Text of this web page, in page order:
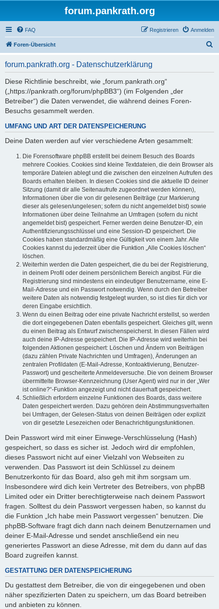
forum.pankrath.org
FAQ Anmelden
Registrieren
Foren-Übersicht
forum.pankrath.org - Datenschutzerklärung
Diese Richtlinie beschreibt, wie „forum.pankrath.org“
(„https://pankrath.org/forum/phpBB3“) (im Folgenden „der
Betreiber“) die Daten verwendet, die während deines Foren-
Besuchs gesammelt werden.
UMFANG UND ART DER DATENSPEICHERUNG
Deine Daten werden auf vier verschiedene Arten gesammelt:
Die Forensoftware phpBB erstellt bei deinem Besuch des Boards
mehrere Cookies. Cookies sind kleine Textdateien, die dein Browser als
temporäre Dateien ablegt und die zwischen den einzelnen Aufrufen des
Boards erhalten bleiben. In diesen Cookies sind die aktuelle ID deiner
Sitzung (damit dir alle Seitenaufrufe zugeordnet werden können),
Informationen über die von dir gelesenen Beiträge (zur Markierung
dieser als gelesen/ungelesen; sofern du nicht angemeldet bist) sowie
Informationen über deine Teilnahme an Umfragen (sofern du nicht
angemeldet bist) gespeichert. Ferner werden deine Benutzer-ID, ein
Authentifizierungsschlüssel und eine Session-ID gespeichert. Die
Cookies haben standardmäßig eine Gültigkeit von einem Jahr. Alle
Cookies kannst du jederzeit über die Funktion „Alle Cookies löschen“
löschen.
Weiterhin werden die Daten gespeichert, die du bei der Registrierung,
in deinem Profil oder deinem persönlichem Bereich angibst. Für die
Registrierung sind mindestens ein eindeutiger Benutzername, eine E-
Mail-Adresse und ein Passwort notwendig. Wenn durch den Betreiber
weitere Daten als notwendig festgelegt wurden, so ist dies für dich vor
deren Eingabe ersichtlich.
Wenn du einen Beitrag oder eine private Nachricht erstellst, so werden
die dort eingegebenen Daten ebenfalls gespeichert. Gleiches gilt, wenn
du einen Beitrag als Entwurf zwischenspeicherst. In diesen Fällen wird
auch deine IP-Adresse gespeichert. Die IP-Adresse wird weiterhin bei
folgenden Aktionen gespeichert: Löschen und Ändern von Beiträgen
(dazu zählen Private Nachrichten und Umfragen), Änderungen an
zentralen Profildaten (E-Mail-Adresse, Kontoaktivierung, Benutzer-
Passwort) und gescheiterte Anmeldeversuche. Die von deinem Browser
übermittelte Browser-Kennzeichnung (User Agent) wird nur in der „Wer
ist online?“-Funktion angezeigt und nicht dauerhaft gespeichert.
Schließlich erfordern einzelne Funktionen des Boards, dass weitere
Daten gespeichert werden. Dazu gehören dein Abstimmungsverhalten
bei Umfragen, der Gelesen-Status von deinen Beiträgen oder explizit
von dir gesetzte Lesezeichen oder Benachrichtigungsfunktionen.
Dein Passwort wird mit einer Einwege-Verschlüsselung (Hash)
gespeichert, so dass es sicher ist. Jedoch wird dir empfohlen,
dieses Passwort nicht auf einer Vielzahl von Webseiten zu
verwenden. Das Passwort ist dein Schlüssel zu deinem
Benutzerkonto für das Board, also geh mit ihm sorgsam um.
Insbesondere wird dich kein Vertreter des Betreibers, von phpBB
Limited oder ein Dritter berechtigterweise nach deinem Passwort
fragen. Solltest du dein Passwort vergessen haben, so kannst du
die Funktion „Ich habe mein Passwort vergessen“ benutzen. Die
phpBB-Software fragt dich dann nach deinem Benutzernamen und
deiner E-Mail-Adresse und sendet anschließend ein neu
generiertes Passwort an diese Adresse, mit dem du dann auf das
Board zugreifen kannst.
GESTATTUNG DER DATENSPEICHERUNG
Du gestattest dem Betreiber, die von dir eingegebenen und oben
näher spezifizierten Daten zu speichern, um das Board betreiben
und anbieten zu können.